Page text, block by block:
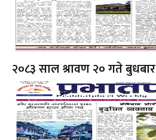
२०८३ साल श्रावण २० गते बुधबार